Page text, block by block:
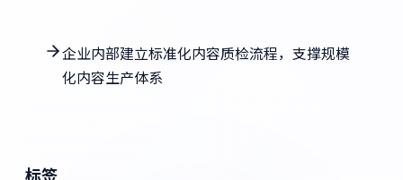
企业内部建立标准化内容质检流程，支撑规模
化内容生产体系
标签